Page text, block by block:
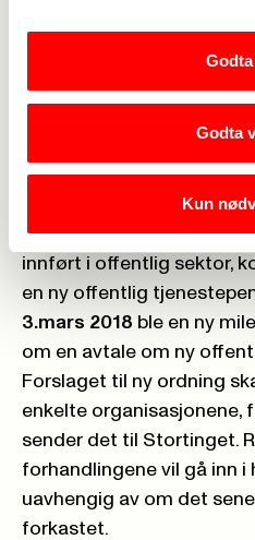
Godta
Kun
fleste kommuner,
og kommunale bedrifter
I privat sektorhar man
kraft. Pensjonsreformen
internasjonalt perspektiv
Selv om de store
som for eksempel
innført i offentlig sektor,
en ny offentlig
3.mars 2018 ble en ny
om en avtale om ny
Forslaget til ny ordning
enkelte organisasjonene,
sender det til Stortinget.
forhandlingene vil gå inn i
uavhengig av om det
forkastet.